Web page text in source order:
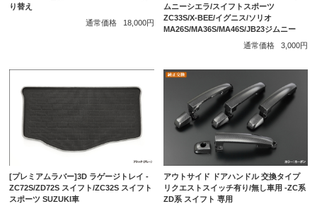
り替え
通常価格
18,000円
ムニーシエラ/スイフトスポーツ
ZC33S/X-BEE/イグニス/ソリオ
MA26S/MA36S/MA46S/JB23ジムニー
通常価格
3,000円
[プレミアムラバー]3D ラゲージトレイ -
ZC72S/ZD72S スイフト/ZC32S スイフト
スポーツ SUZUKI車
アウトサイド ドアハンドル 交換タイプ
リクエストスイッチ有り/無し車用 -ZC系
ZD系 スイフト 専用